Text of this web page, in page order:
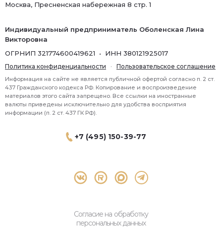
+7 (495) 150-39-77
Согласие на обработку
персональных данных
Москва, Пресненская набережная 8 стр. 1
Индивидуальный предприниматель Оболенская Лина
Викторовна
ОГРНИП 321774600419621 • ИНН 380121925017
Политика конфиденциальности · Пользовательское соглашение
Информация на сайте не является публичной офертой согласно п. 2 ст.
437 Гражданского кодекса РФ. Копирование и воспроизведение
материалов этого сайта запрещено. Все ссылки на иностранные
валюты приведены исключительно для удобства восприятия
информации (п. 2 ст. 437 ГК РФ).